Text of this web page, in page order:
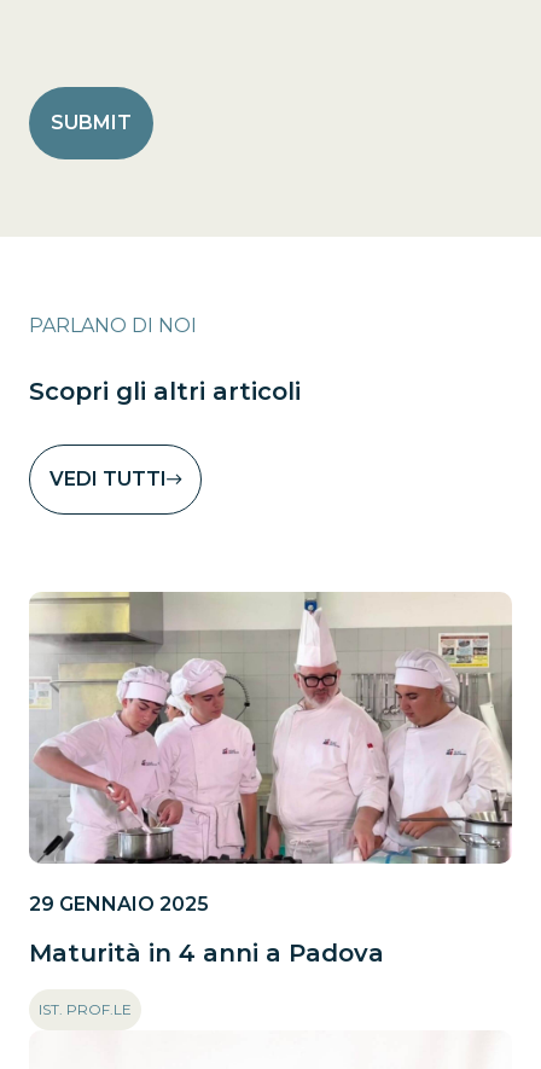
PARLANO DI NOI
Scopri gli altri articoli
VEDI TUTTI
29 GENNAIO 2025
Maturità in 4 anni a Padova
IST. PROF.LE